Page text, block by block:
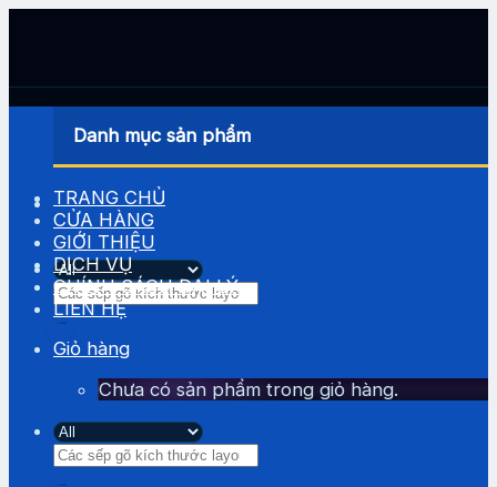
Tìm
kiếm:
Danh mục sản phẩm
TRANG CHỦ
CỬA HÀNG
GIỚI THIỆU
DỊCH VỤ
CHÍNH SÁCH ĐẠI LÝ
LIÊN HỆ
Giỏ hàng
Chưa có sản phẩm trong giỏ hàng.
Tìm
kiếm: